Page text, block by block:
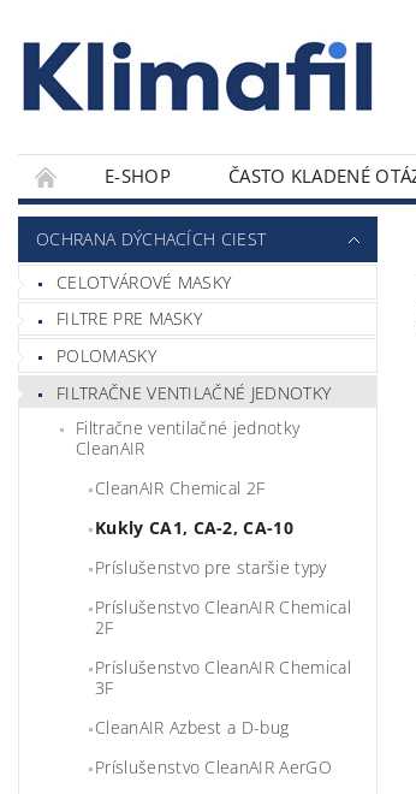
E-SHOP ČASTO KLADENÉ
KONTAKTY
OCHRANA DÝCHACÍCH CIEST
CELOTVÁROVÉ MASKY
FILTRE PRE MASKY
POLOMASKY
FILTRAČNE VENTILAČNÉ JEDNOTKY
Filtračne ventilačné jednotky
CleanAIR
CleanAIR Chemical 2F
Kukly CA1, CA-2, CA-10
Príslušenstvo pre staršie typy
Príslušenstvo CleanAIR Chemical
2F
Príslušenstvo CleanAIR Chemical
3F
CleanAIR Azbest a D-bug
Príslušenstvo CleanAIR AerGO